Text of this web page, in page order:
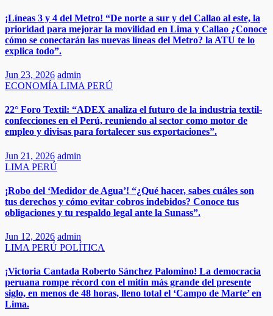
¡Líneas 3 y 4 del Metro! “De norte a sur y del Callao al este, la
prioridad para mejorar la movilidad en Lima y Callao ¿Conoce
cómo se conectarán las nuevas líneas del Metro? la ATU te lo
explica todo”.
Jun 23, 2026 admin
ECONOMÍA LIMA PERÚ
22° Foro Textil: “ADEX analiza el futuro de la industria textil-
confecciones en el Perú, reuniendo al sector como motor de
empleo y divisas para fortalecer sus exportaciones”.​
Jun 21, 2026 admin
LIMA PERÚ
¡Robo del ‘Medidor de Agua’! “¿Qué hacer, sabes cuáles son
tus derechos y cómo evitar cobros indebidos? Conoce tus
obligaciones y tu respaldo legal ante la Sunass”.
Jun 12, 2026 admin
LIMA PERÚ POLÍTICA
¡Victoria Cantada Roberto Sánchez Palomino! La democracia
peruana rompe récord con el mitin más grande del presente
siglo, en menos de 48 horas, lleno total el ‘Campo de Marte’ en
Lima.​